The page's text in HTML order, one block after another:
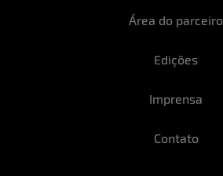
Área do parceiro
Edições
Imprensa
Contato